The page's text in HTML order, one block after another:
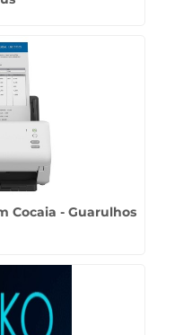
Cocaia - Guarulhos